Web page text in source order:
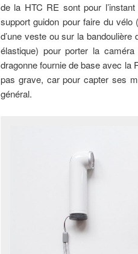
de la HTC RE sont pour
support guidon pour faire du
d’une veste ou sur la
élastique) pour porter la
dragonne fournie de base avec la
pas grave, car pour capter ses
général.